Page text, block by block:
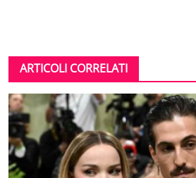
ARTICOLI CORRELATI